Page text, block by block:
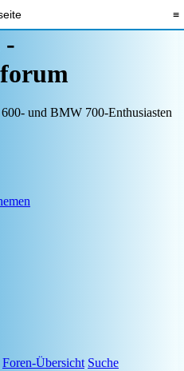
≡
-
und BMW 700-Enthusiasten
Foren-Übersicht Suche